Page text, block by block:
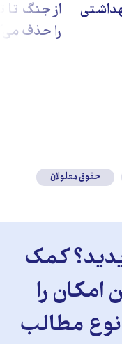
از جنگ تا
را حذف
حقوق معلولان
کمک
امکان را
نوع مطالب